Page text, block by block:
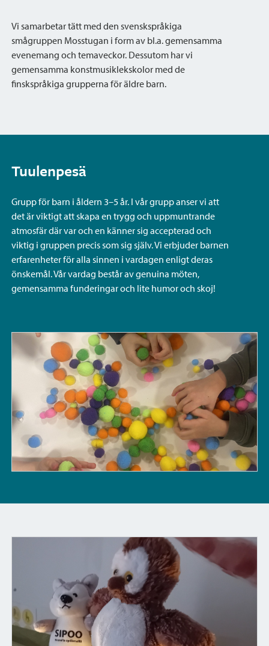
Vi samarbetar tätt med den svenskspråkiga
smågruppen Mosstugan i form av bl.a. gemensamma
evenemang och temaveckor. Dessutom har vi
gemensamma konstmusiklekskolor med de
finskspråkiga grupperna för äldre barn.
Tuulenpesä
Grupp för barn i åldern 3–5 år. I vår grupp anser vi att
det är viktigt att skapa en trygg och uppmuntrande
atmosfär där var och en känner sig accepterad och
viktig i gruppen precis som sig själv. Vi erbjuder barnen
erfarenheter för alla sinnen i vardagen enligt deras
önskemål. Vår vardag består av genuina möten,
gemensamma funderingar och lite humor och skoj!